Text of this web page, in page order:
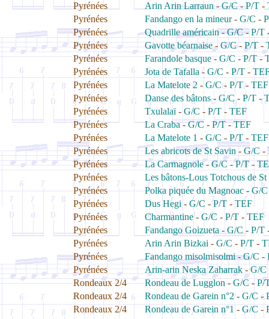
Pyrénées
Arin Arin Larraun-G/C-P/T -
Pyrénées
Fandango en la mineur- G/C -
Pyrénées
Quadrille américain-G/C-P/T
Pyrénées
Gavotte béarnaise-G/C-P/T-
Pyrénées
Farandole basque-G/C-P/T-
Pyrénées
Jota de Tafalla - G/C - P/T -
Pyrénées
La Matelote 2 - G/C- P/T- TEF
Pyrénées
Danse des bâtons- G/C- P/T -
Pyrénées
Txulalaï- G/C - P/T - TEF
Pyrénées
La Craba-G/C - P/T-TEF
Pyrénées
La Matelote 1 - G/C - P/T - TEF
Pyrénées
Les abricots de St Savin-G/C-
Pyrénées
La Carmagnole-G/C-P/T-
Pyrénées
Les bâtons-Lous Totchous de
Pyrénées
Polka piquée du Magnoac-G/C
Pyrénées
Dus Hegi - G/C -P/T - TEF
Pyrénées
Charmantine- G/C - P/T - TEF
Pyrénées
Fandango Goizueta - G/C - P/T
Pyrénées
Arin Arin Bizkai - G/C - P/T -
Pyrénées
Fandango misolmisolmi-G/C -
Pyrénées
Arin-arin Neska Zaharrak-G/C
Rondeaux 2/4
Rondeau de Lugglon-G/C-P/
Rondeaux 2/4
Rondeau de Garein n°2- G/C -
Rondeaux 2/4
Rondeau de Garein n°1 - G/C -